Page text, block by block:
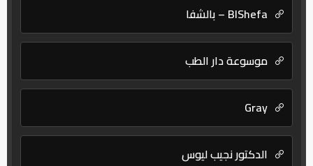
BlShefa – بالشفا
موسوعة دار الطب
Gray
الدكتور نجيب ليوس